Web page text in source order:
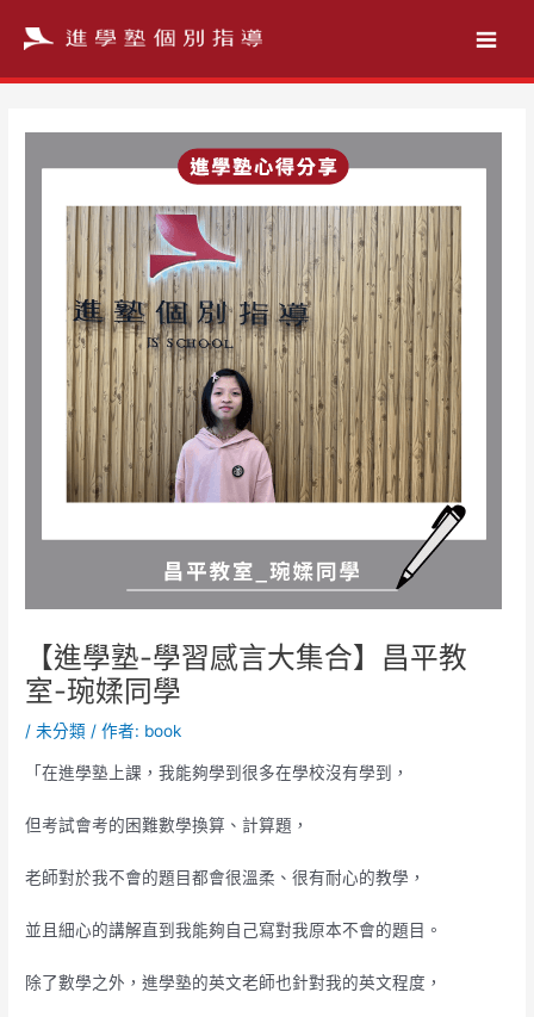
【進學塾-學習感言大集合】昌平教
室-琬媃同學
/未分類 / 作者: book
「在進學塾上課，我能夠學到很多在學校沒有學到，
但考試會考的困難數學換算、計算題，
老師對於我不會的題目都會很溫柔、很有耐心的教學，
並且細心的講解直到我能夠自己寫對我原本不會的題目。
除了數學之外，進學塾的英文老師也針對我的英文程度，